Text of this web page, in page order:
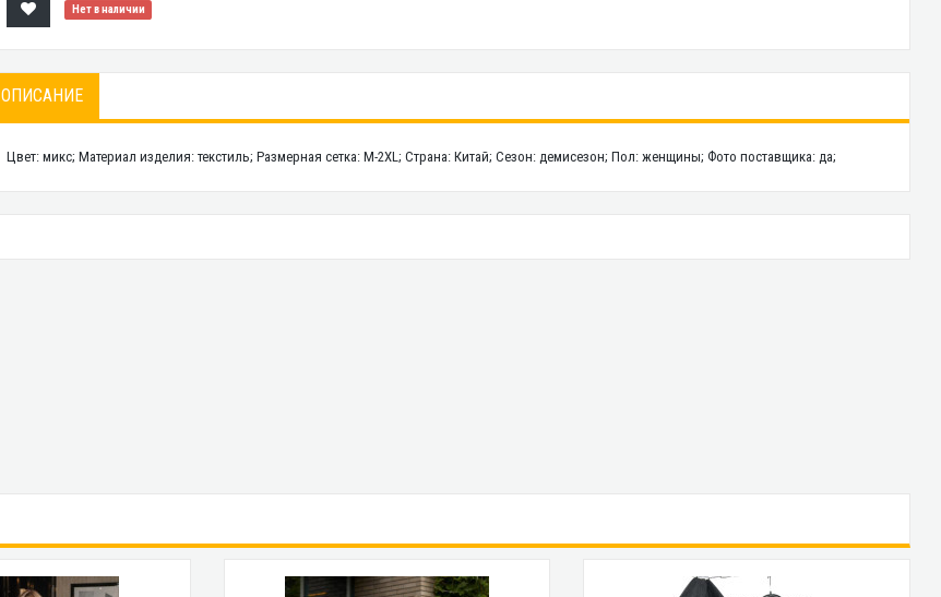
Нет в наличии
ОПИСАНИЕ
Цвет: микс; Материал изделия: текстиль; Размерная сетка: M-2XL; Страна: Китай; Сезон: демисезон; Пол: женщины; Фото поставщика: да;